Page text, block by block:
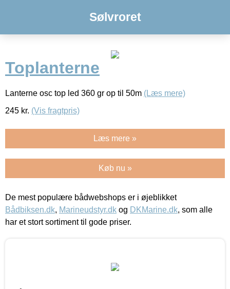
Sølvroret
Toplanterne
Lanterne osc top led 360 gr op til 50m (Læs mere)
245 kr. (Vis fragtpris)
Læs mere »
Køb nu »
De mest populære bådwebshops er i øjeblikket
Bådbiksen.dk, Marineudstyr.dk og DKMarine.dk, som alle
har et stort sortiment til gode priser.